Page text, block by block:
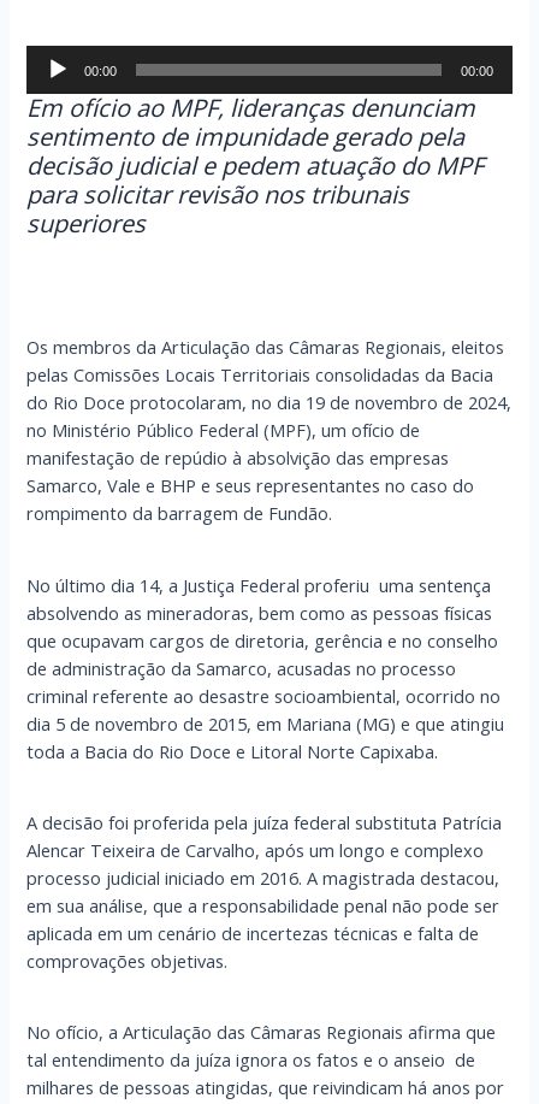
Tocador
áudio
00:00 00:00
Em ofício ao MPF, lideranças denunciam
sentimento de impunidade gerado pela
decisão judicial e pedem atuação do MPF
para solicitar revisão nos tribunais
superiores
Os membros da Articulação das Câmaras Regionais, eleitos
pelas Comissões Locais Territoriais consolidadas da Bacia
do Rio Doce protocolaram, no dia 19 de novembro de 2024,
no Ministério Público Federal (MPF), um ofício de
manifestação de repúdio à absolvição das empresas
Samarco, Vale e BHP e seus representantes no caso do
rompimento da barragem de Fundão.
No último dia 14, a Justiça Federal proferiu uma sentença
absolvendo as mineradoras, bem como as pessoas físicas
que ocupavam cargos de diretoria, gerência e no conselho
de administração da Samarco, acusadas no processo
criminal referente ao desastre socioambiental, ocorrido no
dia 5 de novembro de 2015, em Mariana (MG) e que atingiu
toda a Bacia do Rio Doce e Litoral Norte Capixaba.
A decisão foi proferida pela juíza federal substituta Patrícia
Alencar Teixeira de Carvalho, após um longo e complexo
processo judicial iniciado em 2016. A magistrada destacou,
em sua análise, que a responsabilidade penal não pode ser
aplicada em um cenário de incertezas técnicas e falta de
comprovações objetivas.
No ofício, a Articulação das Câmaras Regionais afirma que
tal entendimento da juíza ignora os fatos e o anseio de
milhares de pessoas atingidas, que reivindicam há anos por